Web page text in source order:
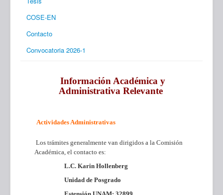
COSE-EN
Contacto
Convocatoria 2026-1
Información Académica y
Administrativa Relevante
Actividades Administrativas
Los trámites generalmente van dirigidos a la Comisión
Académica, el contacto es:
L.C. Karin Hollenberg
Unidad de Posgrado